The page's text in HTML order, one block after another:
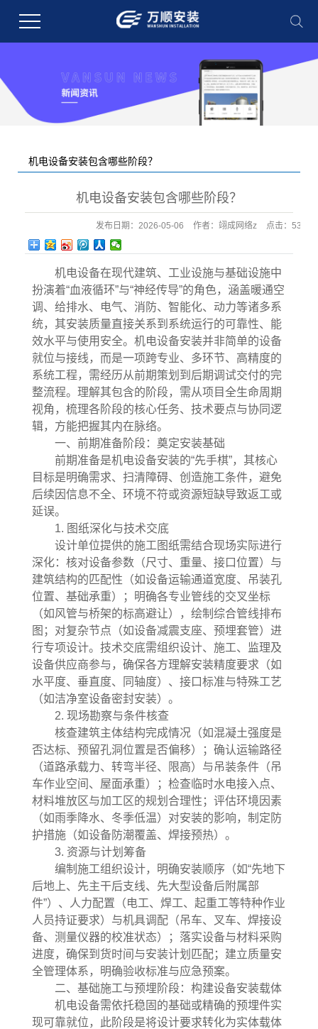
机电设备安装包含哪些阶段？
机电设备安装包含哪些阶段？
发布日期： 2026-05-06 作者： 翊成网络z 点击： 53
机电设备在现代建筑、工业设施与基础设施中
扮演着“血液循环”与“神经传导”的角色，涵盖暖通空
调、给排水、电气、消防、智能化、动力等诸多系
统，其安装质量直接关系到系统运行的可靠性、能
效水平与使用安全。机电设备安装并非简单的设备
就位与接线，而是一项跨专业、多环节、高精度的
系统工程，需经历从前期策划到后期调试交付的完
整流程。理解其包含的阶段，需从项目全生命周期
视角，梳理各阶段的核心任务、技术要点与协同逻
辑，方能把握其内在脉络。
一、前期准备阶段：奠定安装基础
前期准备是机电设备安装的“先手棋”，其核心
目标是明确需求、扫清障碍、创造施工条件，避免
后续因信息不全、环境不符或资源短缺导致返工或
延误。
1. 图纸深化与技术交底
设计单位提供的施工图纸需结合现场实际进行
深化：核对设备参数（尺寸、重量、接口位置）与
建筑结构的匹配性（如设备运输通道宽度、吊装孔
位置、基础承重）；明确各专业管线的交叉坐标
（如风管与桥架的标高避让），绘制综合管线排布
图；对复杂节点（如设备减震支座、预埋套管）进
行专项设计。技术交底需组织设计、施工、监理及
设备供应商参与，确保各方理解安装精度要求（如
水平度、垂直度、同轴度）、接口标准与特殊工艺
（如洁净室设备密封安装）。
2. 现场勘察与条件核查
核查建筑主体结构完成情况（如混凝土强度是
否达标、预留孔洞位置是否偏移）；确认运输路径
（道路承载力、转弯半径、限高）与吊装条件（吊
车作业空间、屋面承重）；检查临时水电接入点、
材料堆放区与加工区的规划合理性；评估环境因素
（如雨季降水、冬季低温）对安装的影响，制定防
护措施（如设备防潮覆盖、焊接预热）。
3. 资源与计划筹备
编制施工组织设计，明确安装顺序（如“先地下
后地上、先主干后支线、先大型设备后附属部
件”）、人力配置（电工、焊工、起重工等特种作业
人员持证要求）与机具调配（吊车、叉车、焊接设
备、测量仪器的校准状态）；落实设备与材料采购
进度，确保到货时间与安装计划匹配；建立质量安
全管理体系，明确验收标准与应急预案。
二、基础施工与预埋阶段：构建设备安装载体
机电设备需依托稳固的基础或精确的预埋件实
现可靠就位，此阶段是将设计要求转化为实体载体